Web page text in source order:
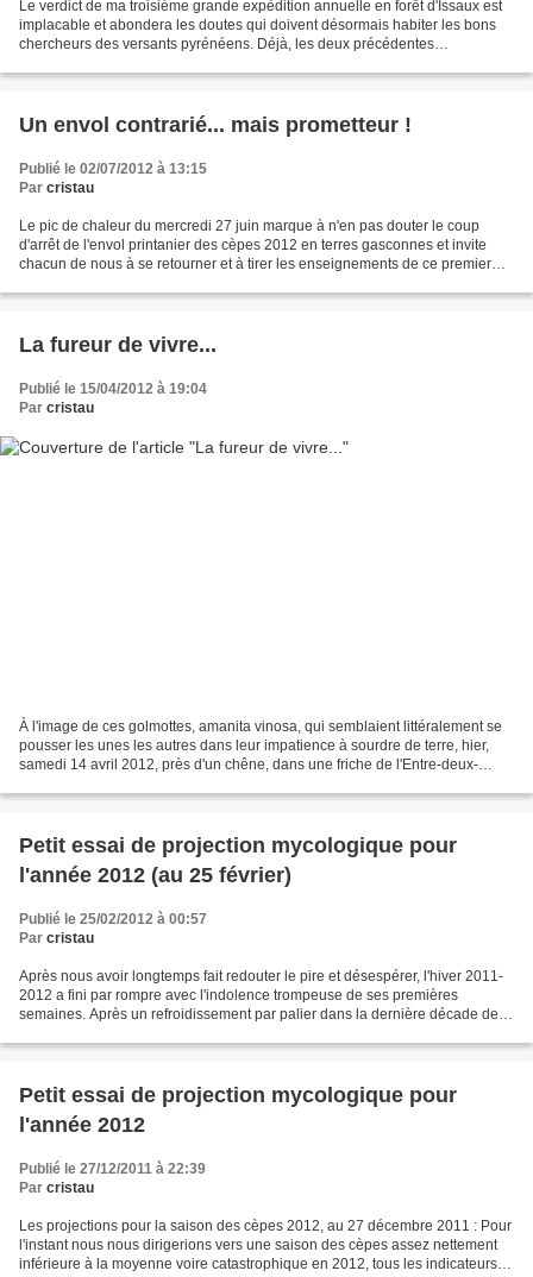
Le verdict de ma troisième grande expédition annuelle en forêt d'Issaux est
implacable et abondera les doutes qui doivent désormais habiter les bons
chercheurs des versants pyrénéens. Déjà, les deux précédentes
Un envol contrarié... mais prometteur !
Publié le 02/07/2012 à 13:15
Par cristau
Le pic de chaleur du mercredi 27 juin marque à n'en pas douter le coup
d'arrêt de l'envol printanier des cèpes 2012 en terres gasconnes et invite
chacun de nous à se retourner et à tirer les enseignements de ce premier
La fureur de vivre...
Publié le 15/04/2012 à 19:04
Par cristau
À l'image de ces golmottes, amanita vinosa, qui semblaient littéralement se
pousser les unes les autres dans leur impatience à sourdre de terre, hier,
samedi 14 avril 2012, près d'un chêne, dans une friche de l'Entre-deux-
Petit essai de projection mycologique pour
l'année 2012 (au 25 février)
Publié le 25/02/2012 à 00:57
Par cristau
Après nous avoir longtemps fait redouter le pire et désespérer, l'hiver 2011-
2012 a fini par rompre avec l'indolence trompeuse de ses premières
semaines. Après un refroidissement par palier dans la dernière décade de
Petit essai de projection mycologique pour
l'année 2012
Publié le 27/12/2011 à 22:39
Par cristau
Les projections pour la saison des cèpes 2012, au 27 décembre 2011 : Pour
l'instant nous nous dirigerions vers une saison des cèpes assez nettement
inférieure à la moyenne voire catastrophique en 2012, tous les indicateurs